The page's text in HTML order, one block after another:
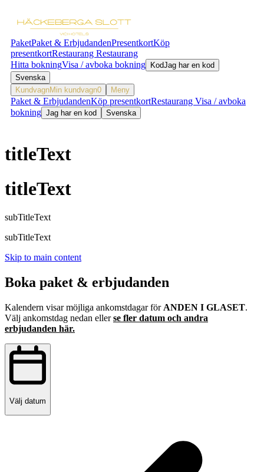
PaketPaket & ErbjudandenPresentkortKöp
presentkortRestaurang Restaurang
Hitta bokningVisa / avboka bokning KodJag har en kod
Svenska
KundvagnMin kundvagn0 Meny
Paket & ErbjudandenKöp presentkortRestaurang Visa / avboka
bokning Jag har en kod Svenska
titleText
titleText
subTitleText
subTitleText
Skip to main content
Boka paket & erbjudanden
Kalendern visar möjliga ankomstdagar för ANDEN I GLASET.
Välj ankomstdag nedan ellerse fler datum och andra
erbjudanden här.
Välj datum